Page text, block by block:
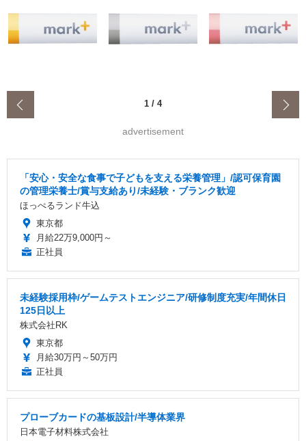
1 / 4
advertisement
「安心・安全な食事で子どもを支える栄養管理」/認可保育園
の管理栄養士/賞与支給あり/未経験・ブランク歓迎
ほっぺるランド牛込
東京都
月給22万9,000円～
正社員
未経験採用枠/ゲームテストエンジニア/研修制度充実/年間休日
125日以上
株式会社RK
東京都
月給30万円～50万円
正社員
プローブカードの基板設計/半導体業界
日本電子材料株式会社